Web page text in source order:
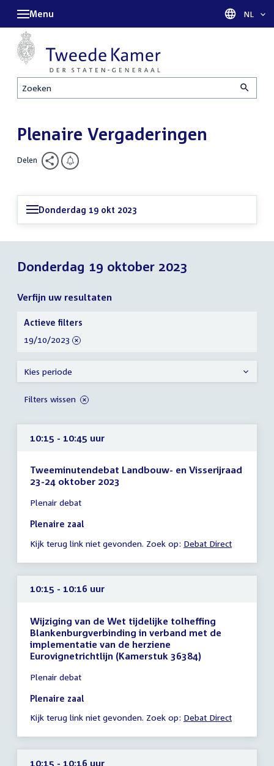
Zoeken
Menu Taal
NL
Plenaire Vergaderingen
Delen
Donderdag 19 okt 2023
Donderdag 19 oktober 2023
Verfijn uw resultaten
10:15 - 10:45 uur
Tweeminutendebat Landbouw- en Visserijraad
23-24 oktober 2023
vergadering
10:15
10:45
Plenair debat
Plenaire zaal
Kijk terug link niet gevonden. Zoek op: Debat Direct
10:15 - 10:16 uur
Wijziging van de Wet tijdelijke tolheffing
Blankenburgverbinding in verband met de
implementatie van de herziene
Eurovignetrichtlijn (Kamerstuk 36384)
vergadering
10:15
10:16
Plenair debat
Plenaire zaal
Kijk terug link niet gevonden. Zoek op: Debat Direct
10:15 - 10:16 uur
Verfijn
uw
resultaten
Actieve filters
verwijder
19/10/2023
Kies periode
Filters wissen